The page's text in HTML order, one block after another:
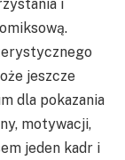
i
jeszcze
dla pokazania
motywacji,
jeden kadr i